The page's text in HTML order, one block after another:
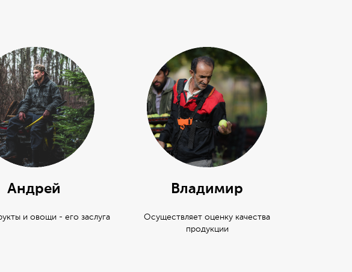
Андрей
и овощи - его заслуга
Владимир
Осуществляет оценку качества
продукции